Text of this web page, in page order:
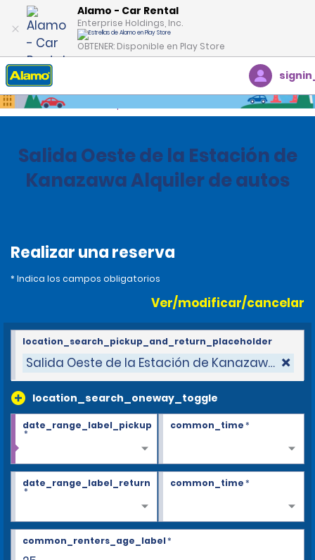
Alamo - Car Rental
Enterprise Holdings, Inc.
OBTENER: Disponible en Play Store
Inicio Oficinas
Salida Oeste de la Estación de
Kanazawa Alquiler de autos
Realizar una reserva
* Indica los campos obligatorios
Ver/modificar/cancelar
Salida Oeste de la Estación de Kanazawa
location_search_oneway_toggle
location_search_pickup_and_return_placeholder
date_range_label_pickup
*
common_time*
date_range_label_return
*
common_time*
common_renters_age_label*